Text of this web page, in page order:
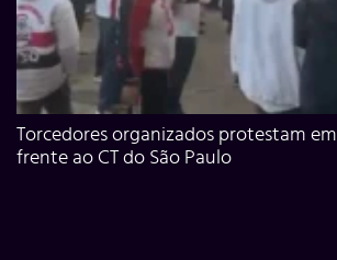
Torcedores organizados protestam em
frente ao CT do São Paulo